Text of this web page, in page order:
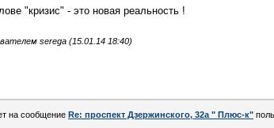
"кризис" - это новая реальность !
serega (15.01.14 18:40)
на сообщение Re: проспект Дзержинского, 32а " Плюс-к"